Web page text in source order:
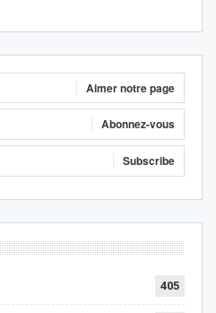
Aimer notre page
Abonnez-vous
Subscribe
405